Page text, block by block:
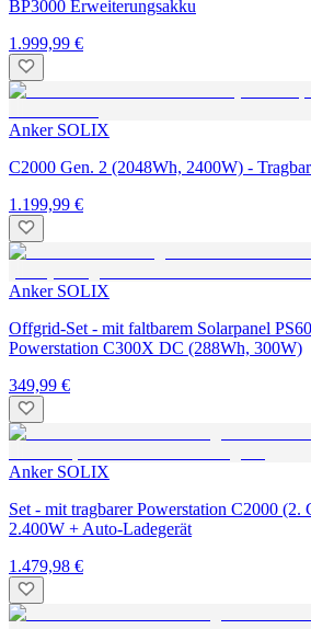
BP3000 Erweiterungsakku
1.999,99 €
Anker SOLIX
C2000 Gen. 2 (2048Wh, 2400W) -
1.199,99 €
Anker SOLIX
Offgrid-Set - mit faltbarem Solarpanel
Powerstation C300X DC (288Wh, 300W)
349,99 €
Anker SOLIX
Set - mit tragbarer Powerstation C2000 (2.
2.400W + Auto-Ladegerät
1.479,98 €